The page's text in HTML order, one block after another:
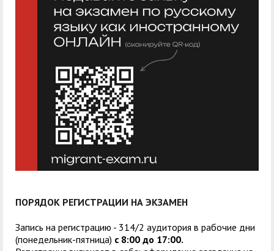
ПОРЯДОК РЕГИСТРАЦИИ НА ЭКЗАМЕН
Запись на регистрацию - 314/2 аудитория в рабочие дни
(понедельник-пятница) с 8:00 до 17:00.